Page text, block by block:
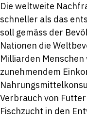
Die weltweite
schneller als das
soll gemäss der
Nationen die
Milliarden
zunehmendem
Verbrauch von
Fischzucht in den